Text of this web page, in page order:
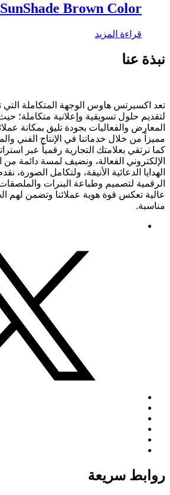
SunShade Brown Color
قراءة المزيد
نبذة عنا
تعد اكسبرتس هاوس الوجهة المتكاملة التي
لتقديم حلول تسويقية وإعلانية متكاملة؛
المعارض والفعاليات بجودة تليق بمكانة
مميزاً من خلال خدماتنا في الإنتاج الفني
كما نرتقي بعلامتك التجارية رقمياً عبر
الإلكتروني الفعالة، ونضيف لمسة دائمة من
الهدايا الدعائية الأنيقة، ولتكامل الصورة،
الرقمية لتصميم وطباعة البنرات
عالية تعكس قوة هوية عملائنا وتضمن لهم
مناسبة.
روابط سريعة